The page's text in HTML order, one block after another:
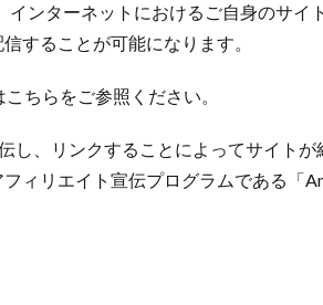
ンターネットにおけるご自身のサイ
することが可能になります。
ちらをご参照ください。
し、リンクすることによってサイト
ィリエイト宣伝プログラムである「